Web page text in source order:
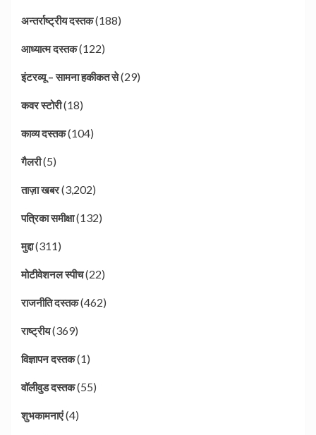
अन्तर्राष्ट्रीय दस्तक(188)
आध्यात्म दस्तक(122)
इंटरव्यू – सामना हकीकत से(29)
कवर स्टोरी(18)
काव्य दस्तक(104)
गैलरी(5)
ताज़ा खबर(3,202)
पत्रिका समीक्षा(132)
मुद्दा(311)
मोटीवेशनल स्पीच(22)
राजनीति दस्तक(462)
राष्ट्रीय(369)
विज्ञापन दस्तक(1)
वॉलीवुड दस्तक(55)
शुभकामनाएं(4)